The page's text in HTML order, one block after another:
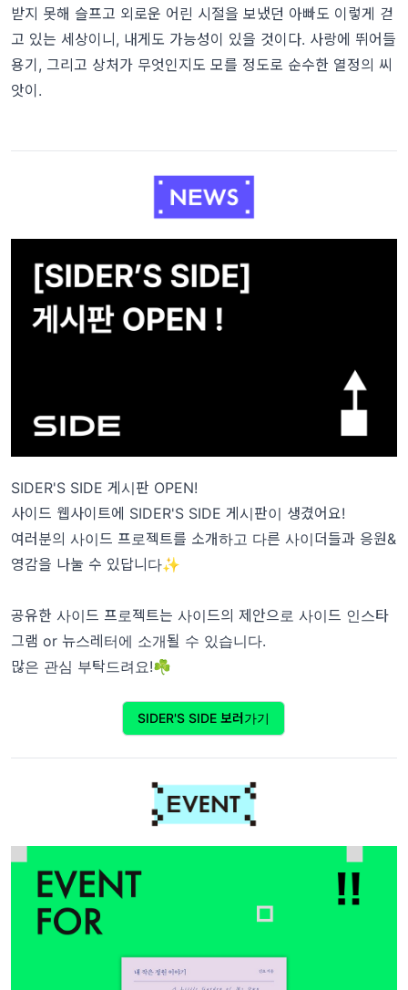
받지 못해 슬프고 외로운 어린 시절을 보냈던 아빠도 이렇게 걷
고 있는 세상이니, 내게도 가능성이 있을 것이다. 사랑에 뛰어들
용기, 그리고 상처가 무엇인지도 모를 정도로 순수한 열정의 씨
앗이.
SIDER'S SIDE 게시판 OPEN!
사이드 웹사이트에 SIDER'S SIDE 게시판이 생겼어요!
여러분의 사이드 프로젝트를 소개하고 다른 사이더들과 응원&
영감을 나눌 수 있답니다✨
공유한 사이드 프로젝트는 사이드의 제안으로 사이드 인스타
그램 or 뉴스레터에 소개될 수 있습니다.
많은 관심 부탁드려요!☘️
SIDER'S SIDE 보러가기